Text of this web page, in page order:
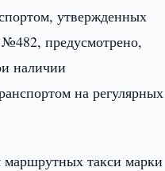
утвержденных
предусмотрено,
наличии
на регулярных
маршрутных такси марки